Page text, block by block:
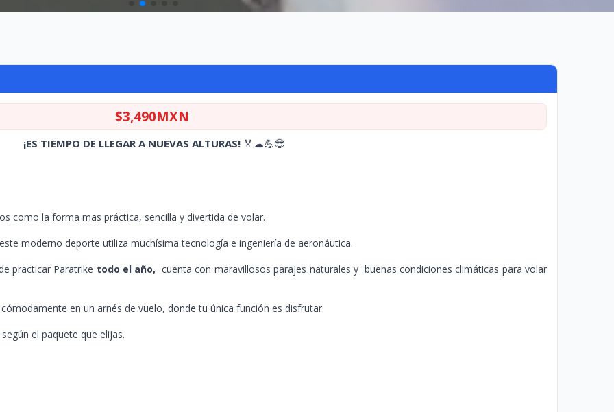
$3,490MXN
¡ES TIEMPO DE LLEGAR A NUEVAS ALTURAS! 🏅☁💪😎
como la forma mas práctica, sencilla y divertida de volar.
moderno deporte utiliza muchísima tecnología e ingeniería de aeronáutica.
practicar Paratrike todo el año, cuenta con maravillosos parajes naturales y buenas condiciones climáticas para volar
en un arnés de vuelo, donde tu única función es disfrutar.
el paquete que elijas.